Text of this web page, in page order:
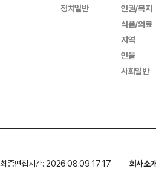
정치일반
인권/복지
식품/의료
지역
인물
사회일반
최종편집시간: 2026.08.09 17:17 회사소